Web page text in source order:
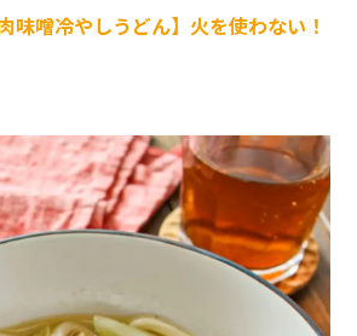
味噌冷やしうどん】火を使わない！